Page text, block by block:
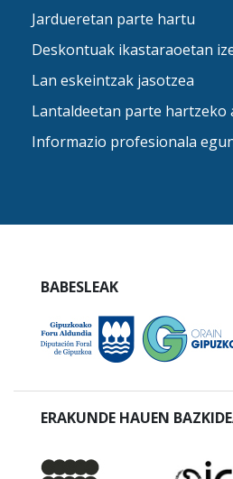
Jardueretan parte hartu
Deskontuak ikastaraoetan
Lan eskeintzak jasotzea
Lantaldeetan parte hartzeko
Informazio profesionala
BABESLEAK
ERAKUNDE HAUEN